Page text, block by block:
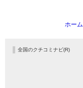
ホーム
全国のクチコミナビ(R)